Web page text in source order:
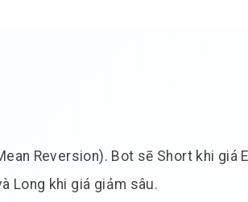
Reversion). Bot sẽ Short khi giá
Long khi giá giảm sâu.